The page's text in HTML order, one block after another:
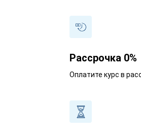
Рассрочка 0%
Оплатите курс в